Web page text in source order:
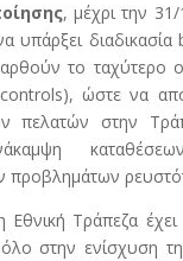
, μέχρι την
υπάρξει
το ταχύτερο
ώστε να
πελατών στην
προβλημάτων
Εθνική Τράπεζα
στην ενίσχυση